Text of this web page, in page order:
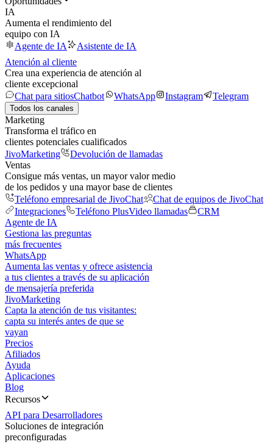
IA
Aumenta el rendimiento del
equipo con IA
Agente de IA
Asistente de IA
Atención al cliente
Crea una experiencia de atención al
cliente excepcional
Chat para sitiosChatbot WhatsApp Instagram Telegram
Todos los canales
Marketing
Transforma el tráfico en
clientes potenciales cualificados
JivoMarketing
Devolución de llamadas
Ventas
Consigue más ventas, un mayor valor medio
de los pedidos y una mayor base de clientes
Teléfono empresarial de JivoChat
Chat de equipos de JivoChat
Integraciones
Teléfono PlusVideo llamadas
CRM
Agente de IA
Gestiona las preguntas
más frecuentes
WhatsApp
Aumenta las ventas y ofrece asistencia
a tus clientes a través de su aplicación
de mensajería preferida
JivoMarketing
Capta la atención de tus visitantes:
capta su interés antes de que se
vayan
Precios
Afiliados
Ayuda
Aplicaciones
Blog
Recursos
API para Desarrolladores
Soluciones de integración
preconfiguradas